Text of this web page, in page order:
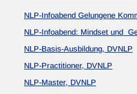
NLP-Infoabend Gelungene
NLP-Infoabend: Mindset und
NLP-Basis-Ausbildung, DVNLP
NLP-Practitioner, DVNLP
NLP-Master, DVNLP